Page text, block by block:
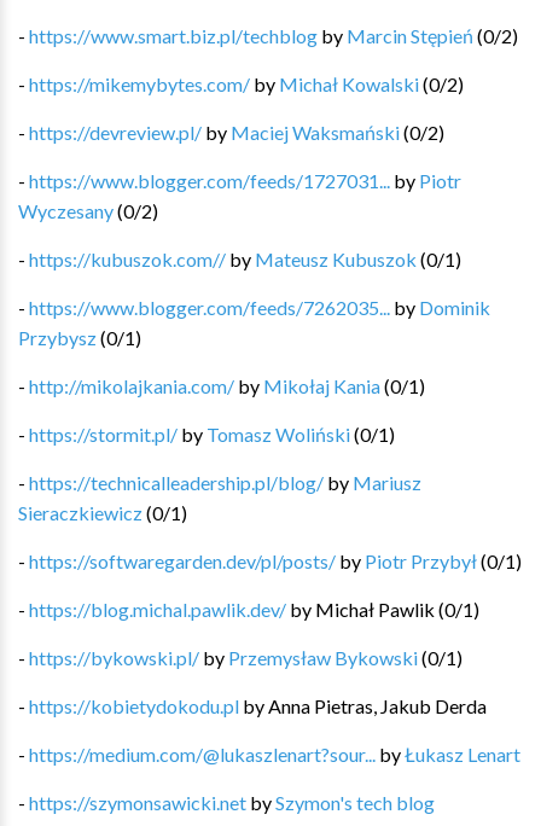
- https://www.smart.biz.pl/techblog by Marcin Stępień (0/2)
- https://mikemybytes.com/ by Michał Kowalski(0/2)
- https://devreview.pl/ by Maciej Waksmański(0/2)
- https://www.blogger.com/feeds/1727031... by Piotr
Wyczesany(0/2)
- https://kubuszok.com// by Mateusz Kubuszok (0/1)
- https://www.blogger.com/feeds/7262035... by Dominik
Przybysz(0/1)
- http://mikolajkania.com/ by Mikołaj Kania(0/1)
- https://stormit.pl/ by Tomasz Woliński(0/1)
- https://technicalleadership.pl/blog/ by Mariusz
Sieraczkiewicz(0/1)
- https://softwaregarden.dev/pl/posts/ by Piotr Przybył(0/1)
- https://blog.michal.pawlik.dev/ by Michał Pawlik (0/1)
- https://bykowski.pl/ by Przemysław Bykowski(0/1)
- https://kobietydokodu.pl by Anna Pietras, Jakub Derda
- https://medium.com/@lukaszlenart?sour... byŁukasz Lenart
- https://szymonsawicki.net bySzymon's tech blog